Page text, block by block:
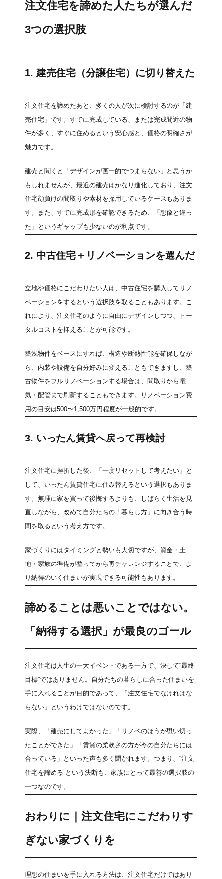
注文住宅を諦めた人たちが選んだ
3つの選択肢
1. 建売住宅（分譲住宅）に切り替えた
注文住宅を諦めたあと、多くの人が次に検討するのが「建
売住宅」です。すでに完成している、または完成間近の物
件が多く、すぐに住めるという安心感と、価格の明確さが
魅力です。
建売と聞くと「デザインが画一的でつまらない」と思うか
もしれませんが、最近の建売はかなり進化しており、注文
住宅顔負けの間取りや素材を採用しているケースもありま
す。また、すでに完成形を確認できるため、「想像と違っ
た」というギャップも少ないのが利点です。
2. 中古住宅＋リノベーションを選んだ
立地や価格にこだわりたい人は、中古住宅を購入してリノ
ベーションをするという選択肢を取ることもあります。こ
れにより、注文住宅のように自由にデザインしつつ、トー
タルコストを抑えることが可能です。
築浅物件をベースにすれば、構造や断熱性能を確保しなが
ら、内装や設備を自分好みに変えることもできますし、築
古物件をフルリノベーションする場合は、間取りから電
気・配管まで刷新することもできます。リノベーション費
用の目安は500〜1,500万円程度が一般的です。
3. いったん賃貸へ戻って再検討
注文住宅に挫折した後、「一度リセットして考えたい」と
して、いったん賃貸住宅に住み替えるという選択もありま
す。無理に家を買って後悔するよりも、しばらく生活を見
直しながら、改めて自分たちの「暮らし方」に向き合う時
間を取るという考え方です。
家づくりにはタイミングと勢いも大切ですが、資金・土
地・家族の準備が整ってから再チャレンジすることで、よ
り納得のいく住まいが実現できる可能性もあります。
諦めることは悪いことではない。
「納得する選択」が最良のゴール
注文住宅は人生の一大イベントである一方で、決して“最終
目標”ではありません。自分たちの暮らしに合った住まいを
手に入れることが目的であって、「注文住宅でなければな
らない」というわけではないのです。
実際、「建売にしてよかった」「リノベのほうが思い切っ
たことができた」「賃貸の柔軟さの方が今の自分たちには
合っている」といった声も多く聞かれます。つまり、“注文
住宅を諦める”という決断も、家族にとって最善の選択肢の
一つなのです。
おわりに｜注文住宅にこだわりす
ぎない家づくりを
理想の住まいを手に入れる方法は、注文住宅だけではあり